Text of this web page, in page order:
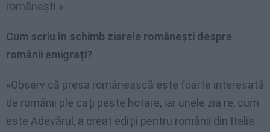
românești.»
Cum scriu în schimb ziarele românești despre
românii emigrați?
«Observ că presa românească este foarte interesată
de românii ple cați peste hotare, iar unele zia re, cum
este Adevărul, a creat ediții pentru românii din Italia